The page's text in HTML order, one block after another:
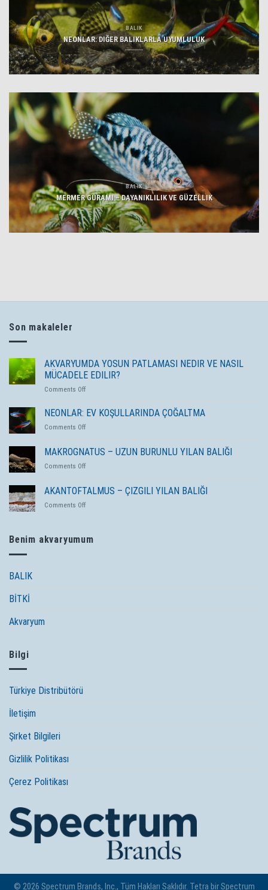
BALIK
NEONLAR: DIĞER BALIKLARLA UYUMLULUK
BALIK
MERMER GURAMI – DAYANIKLILIK VE GÜZELLIK
Son makaleler
AKVARYUMDA YOSUN PATLAMASI NEDIR VE NASIL
MÜCADELE EDILIR?
Comments Offon
YOSUN
PATLAMASI
NASIL
NEONLAR: EV KOŞULLARINDA ÇOĞALTMA
Comments Offon
EV
KOŞULLARINDA
ÇOĞALTMA
MAKROGNATUS – UZUN BURUNLU YILAN BALIĞI
Comments Offon
–
UZUN
BURUNLU
AKANTOFTALMUS – ÇIZGILI YILAN BALIĞI
Comments Offon
Benim akvaryumum
BALIK
BİTKİ
Akvaryum
Bilgi
Türkiye Distribütörü
İletişim
Şirket Bilgileri
Gizlilik Politikası
Çerez Politikası
© 2026 Spectrum Brands, Inc., Tüm Hakları Saklıdır. Tetra bir Spectrum